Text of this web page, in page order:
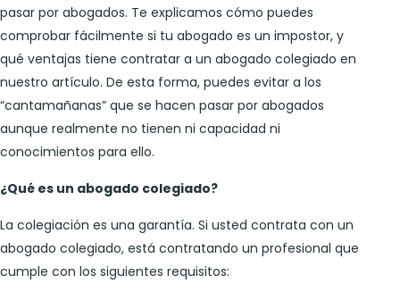
pasar por abogados. Te explicamos cómo puedes
comprobar fácilmente si tu abogado es un impostor, y
qué ventajas tiene contratar a un abogado colegiado en
nuestro artículo. De esta forma, puedes evitar a los
“cantamañanas” que se hacen pasar por abogados
aunque realmente no tienen ni capacidad ni
conocimientos para ello.
¿Qué es un abogado colegiado?
La colegiación es una garantía. Si usted contrata con un
abogado colegiado, está contratando un profesional que
cumple con los siguientes requisitos: